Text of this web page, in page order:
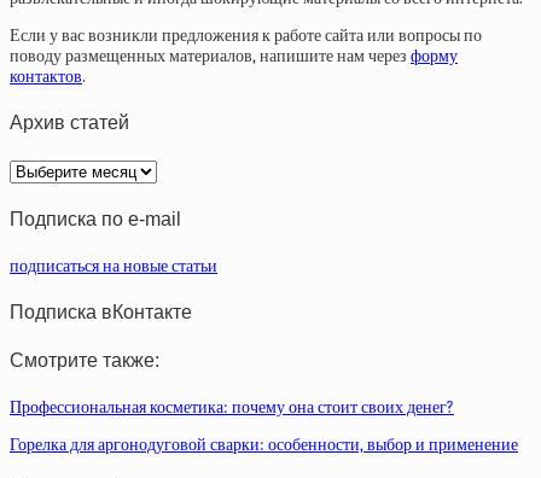
Если у вас возникли предложения к работе сайта или вопросы по
поводу размещенных материалов, напишите нам через форму
контактов.
Архив статей
Архив
статей
Подписка по e-mail
подписаться на новые статьи
Подписка вКонтакте
Смотрите также:
Профессиональная косметика: почему она стоит своих денег?
Горелка для аргонодуговой сварки: особенности, выбор и применение